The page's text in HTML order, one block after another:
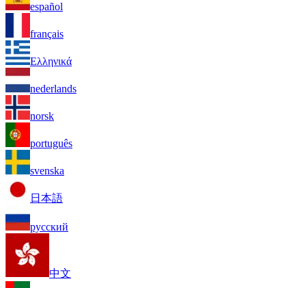
español
français
Ελληνικά
nederlands
norsk
português
svenska
日本語
русский
中文